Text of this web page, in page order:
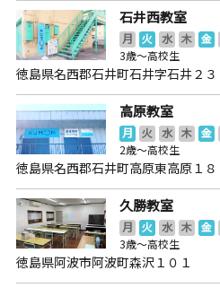
石井西教室
月 火 水 木 金
3歳～高校生
徳島県名西郡石井町石井字石井２
高原教室
月 火 水 木 金
2歳～高校生
徳島県名西郡石井町高原東高原１８
久勝教室
月 火 水 木 金
3歳～高校生
徳島県阿波市阿波町森沢１０１